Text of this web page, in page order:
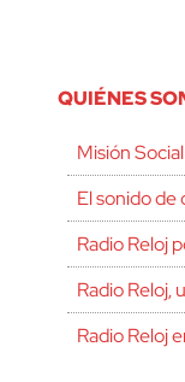
QUIÉNES
Misión
El sonido de
Radio Reloj
Radio Reloj,
Radio Reloj